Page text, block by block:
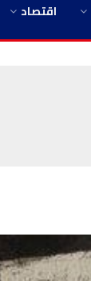
اقتصاد